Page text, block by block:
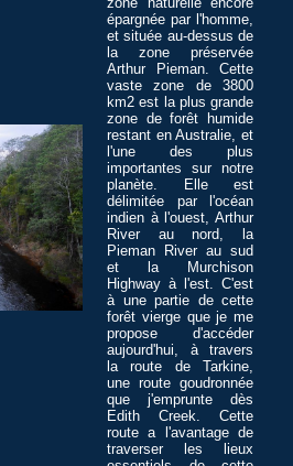
épargnée par l'homme,
et située au-dessus de
la zone préservée
Arthur Pieman. Cette
vaste zone de 3800
km2 est la plus grande
zone de forêt humide
restant en Australie, et
l'une des plus
importantes sur notre
planète. Elle est
délimitée par l'océan
indien à l'ouest, Arthur
River au nord, la
Pieman River au sud
et la Murchison
Highway à l'est. C'est
à une partie de cette
forêt vierge que je me
propose d'accéder
aujourd'hui, à travers
la route de Tarkine,
une route goudronnée
que j'emprunte dès
Edith Creek. Cette
route a l'avantage de
traverser les lieux